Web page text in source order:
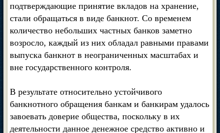
подтверждающие принятие вкладов на хранение,
стали обращаться в виде банкнот. Со временем
количество небольших частных банков заметно
возросло, каждый из них обладал равными правами
выпуска банкнот в неограниченных масштабах и
вне государственного контроля.
В результате относительно устойчивого
банкнотного обращения банкам и банкирам удалось
завоевать доверие общества, поскольку в их
деятельности данное денежное средство активно и